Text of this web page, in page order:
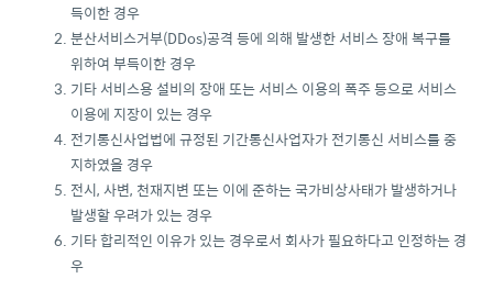
득이한 경우
분산서비스거부(DDos)공격 등에 의해 발생한 서비스 장애 복구를
위하여 부득이한 경우
기타 서비스용 설비의 장애 또는 서비스 이용의 폭주 등으로 서비스
이용에 지장이 있는 경우
전기통신사업법에 규정된 기간통신사업자가 전기통신 서비스를 중
지하였을 경우
전시, 사변, 천재지변 또는 이에 준하는 국가비상사태가 발생하거나
발생할 우려가 있는 경우
기타 합리적인 이유가 있는 경우로서 회사가 필요하다고 인정하는 경
우